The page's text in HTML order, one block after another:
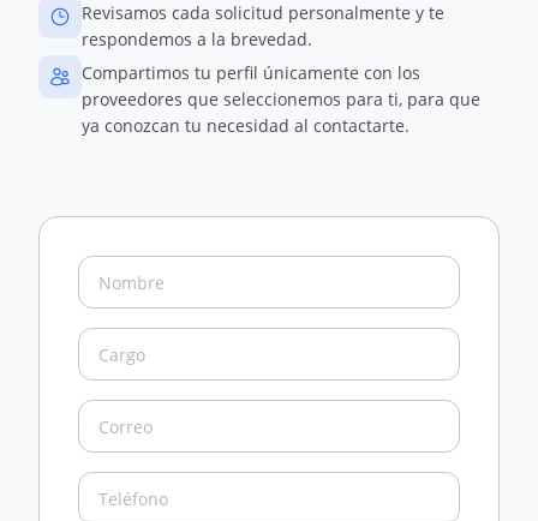
Revisamos cada solicitud personalmente y te
respondemos a la brevedad.
Compartimos tu perfil únicamente con los
proveedores que seleccionemos para ti, para que
ya conozcan tu necesidad al contactarte.